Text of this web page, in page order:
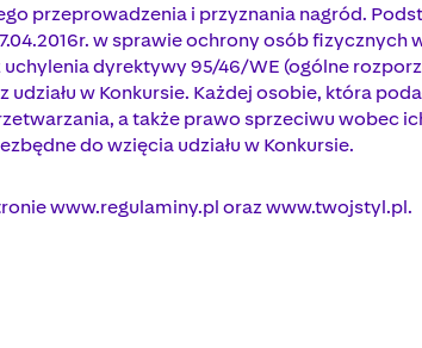
przeprowadzenia i przyznania nagród.
w sprawie ochrony osób
dyrektywy 95/46/WE (ogólne
w Konkursie. Każdej osobie, która
a także prawo sprzeciwu wobec
do wzięcia udziału w Konkursie.
www.regulaminy.pl oraz www.twojstyl.pl.